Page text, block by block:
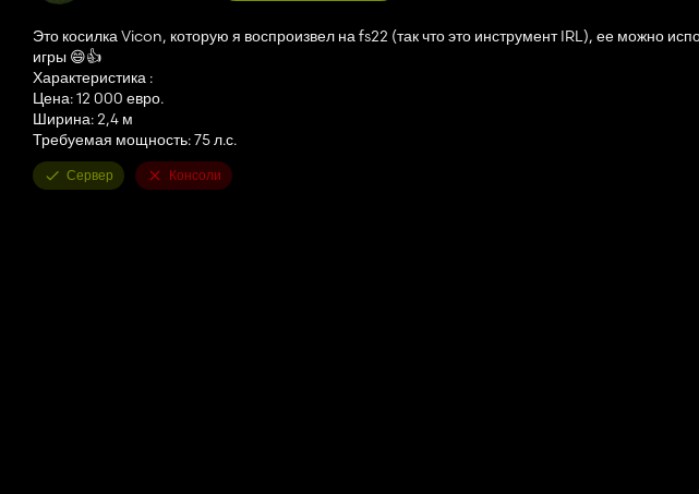
Это косилка Vicon, которую я воспроизвел на fs22 (так что это инструмент IRL), ее можно
игры 😄👍️
Характеристика :
Цена: 12 000 евро.
Ширина: 2,4 м
Требуемая мощность: 75 л.с.
Сервер Консоли